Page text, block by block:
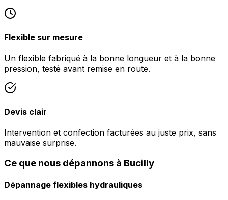
Flexible sur mesure
Un flexible fabriqué à la bonne longueur et à la bonne
pression, testé avant remise en route.
Devis clair
Intervention et confection facturées au juste prix, sans
mauvaise surprise.
Ce que nous dépannons à Bucilly
Dépannage flexibles hydrauliques